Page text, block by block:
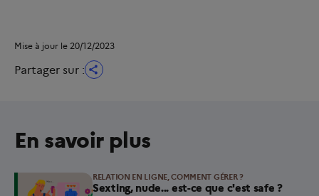
Partager sur :
Mise à jour le 20/12/2023
En savoir plus
RELATION EN LIGNE, COMMENT GÉRER ?
Sexting, nude... est-ce que c'est safe ?
Article contenant une vidéo.